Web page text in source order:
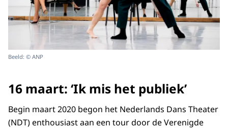
Beeld: © ANP
16 maart: ‘Ik mis het publiek’
Begin maart 2020 begon het Nederlands Dans Theater
(NDT) enthousiast aan een tour door de Verenigde